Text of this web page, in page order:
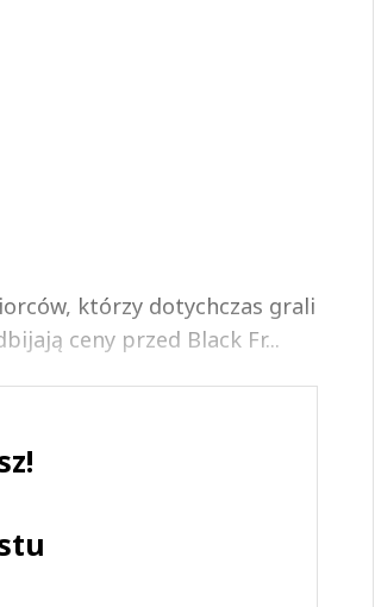
którzy dotychczas grali
ceny przed Black Fr...